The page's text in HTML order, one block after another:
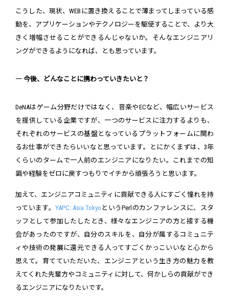
こうした、現状、WEBに置き換えることで薄まってしまっている感
動を、アプリケーションやテクノロジーを駆使することで、より大
きく増幅させることができるんじゃないか。そんなエンジニアリ
ングができるようになれば、とも思っています。
― 今後、どんなことに携わっていきたいと？
DeNAはゲーム分野だけではなく、音楽やECなど、幅広いサービス
を提供している企業ですが、一つのサービスに注力するよりも、
それぞれのサービスの基盤となっているプラットフォームに関わ
るお仕事ができたらいいなと思っています。とにかくまずは、3年
くらいのタームで一人前のエンジニアになりたい。これまでの知
識や経験をゼロに戻すつもりでイチから頑張ろうと思います。
加えて、エンジニアコミュニティに貢献できる人にすごく憧れを持
っています。 YAPC::Asia Tokyo というPerlのカンファレンスに、スタ
ッフとして参加したしたとき、様々なエンジニアの方と接する機
会があったのですが、自分のスキルを、自分が属するコミュニテ
ィや技術の発展に還元できる人ってすごくかっこいいなと心から
思えて。育てていただいた、エンジニアという生き方の魅力を教
えてくれた先輩方やコミュニティに対して、何かしらの貢献ができ
るエンジニアになりたいです。